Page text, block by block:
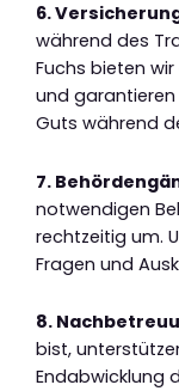
6.
während des
Fuchs bieten
und garantieren
Guts während
7.
notwendigen
rechtzeitig um.
Fragen und
8.
bist,
Endabwicklung